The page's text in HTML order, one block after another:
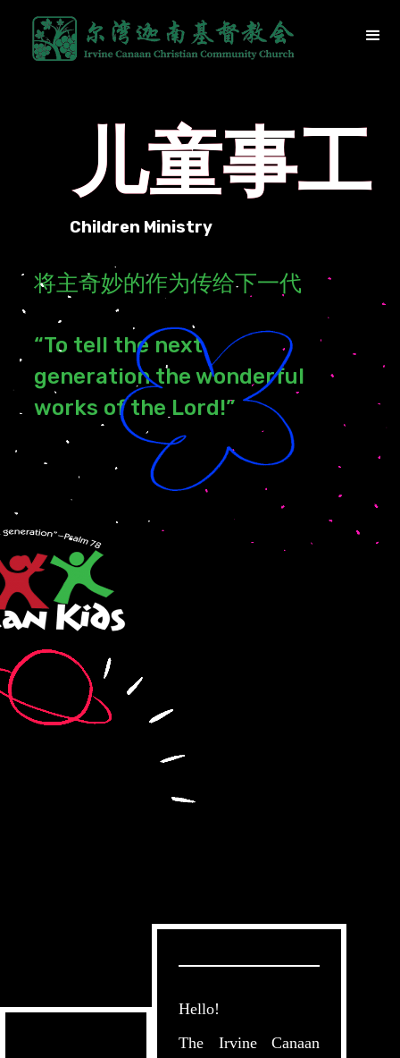
儿童事工
Children Ministry
将主奇妙的作为传给下一代
“To tell the next
generation the wonderful
works of the Lord!”
Hello!
The Irvine Canaan